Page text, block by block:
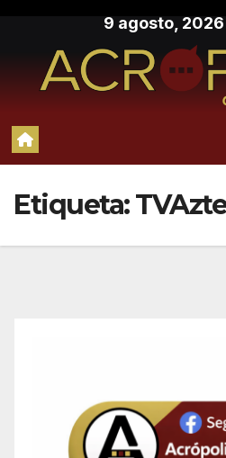
contenido
9 agosto, 2026
Etiqueta: